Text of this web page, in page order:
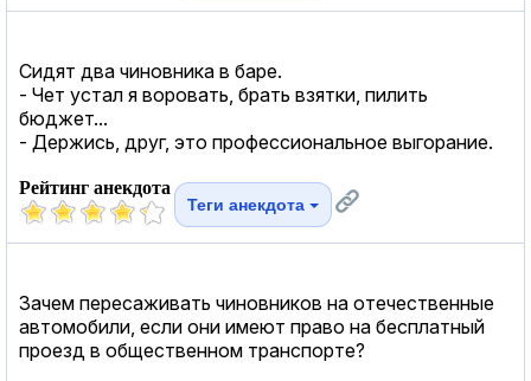
Сидят два чиновника в баре.
- Чет устал я воровать, брать взятки, пилить
бюджет...
- Держись, друг, это профессиональное выгорание.
Рейтинг анекдота
Теги анекдота
Зачем пересаживать чиновников на отечественные
автомобили, если они имеют право на бесплатный
проезд в общественном транспорте?